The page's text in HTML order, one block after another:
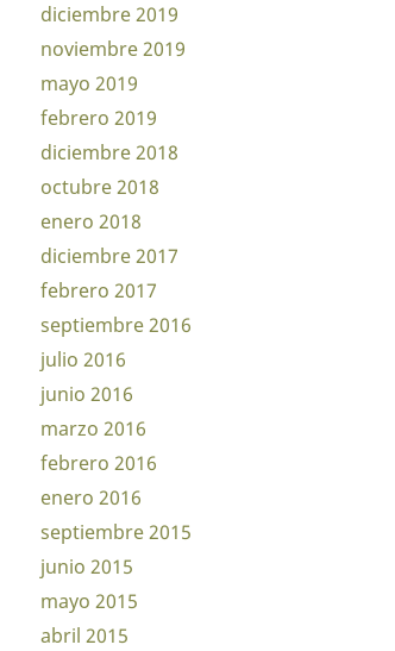
diciembre 2019
noviembre 2019
mayo 2019
febrero 2019
diciembre 2018
octubre 2018
enero 2018
diciembre 2017
febrero 2017
septiembre 2016
julio 2016
junio 2016
marzo 2016
febrero 2016
enero 2016
septiembre 2015
junio 2015
mayo 2015
abril 2015